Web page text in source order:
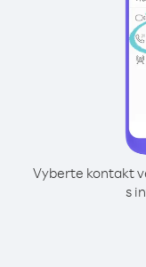
Vyberte kontakt
s